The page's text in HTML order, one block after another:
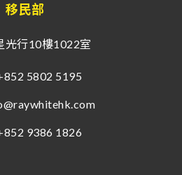
移民部
光行10樓1022室
5802 5195
9386 1826